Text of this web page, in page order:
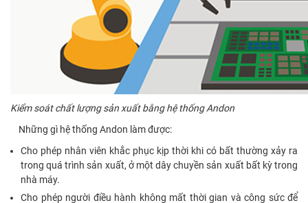
Kiểm soát chất lượng sản xuất bằng hệ thống Andon
Những gì hệ thống Andon làm được:
Cho phép nhân viên khắc phục kịp thời khi có bất thường xảy ra
trong quá trình sản xuất, ở một dây chuyền sản xuất bất kỳ trong
nhà máy.
Cho phép người điều hành không mất thời gian và công sức để